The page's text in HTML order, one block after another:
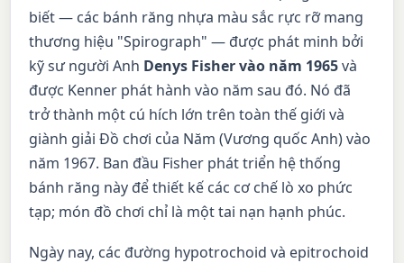
biết — các bánh răng nhựa màu sắc rực rỡ mang
thương hiệu "Spirograph" — được phát minh bởi
kỹ sư người Anh Denys Fisher vào năm 1965và
được Kenner phát hành vào năm sau đó. Nó đã
trở thành một cú hích lớn trên toàn thế giới và
giành giải Đồ chơi của Năm (Vương quốc Anh) vào
năm 1967. Ban đầu Fisher phát triển hệ thống
bánh răng này để thiết kế các cơ chế lò xo phức
tạp; món đồ chơi chỉ là một tai nạn hạnh phúc.
Ngày nay, các đường hypotrochoid và epitrochoid